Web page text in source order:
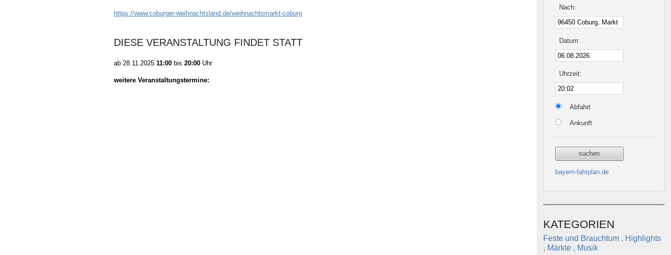
Nach:
Datum:
Uhrzeit:
Abfahrt
Ankunft
bayern-fahrplan.de
KATEGORIEN
Feste und Brauchtum , Highlights
, Märkte , Musik
https://www.coburger-weihnachtsland.de/weihnachtsmarkt-coburg
DIESE VERANSTALTUNG FINDET STATT
ab 28.11.2025 11:00 bis 20:00 Uhr
weitere Veranstaltungstermine: